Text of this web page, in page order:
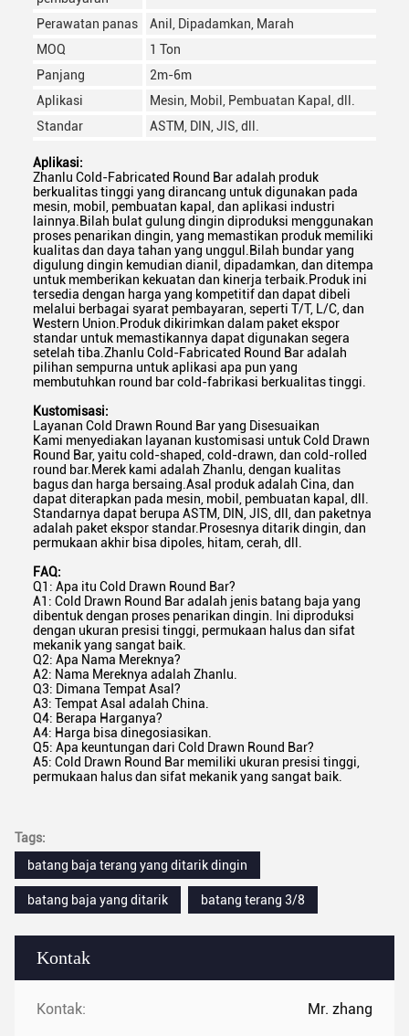
Kontak
Kontak: Mr. zhang
Perawatan panas
Anil, Dipadamkan, Marah
MOQ
1 Ton
Panjang
2m-6m
Aplikasi
Mesin, Mobil, Pembuatan Kapal, dll.
Standar
ASTM, DIN, JIS, dll.
Aplikasi:
Zhanlu Cold-Fabricated Round Bar adalah produk
berkualitas tinggi yang dirancang untuk digunakan pada
mesin, mobil, pembuatan kapal, dan aplikasi industri
lainnya.Bilah bulat gulung dingin diproduksi menggunakan
proses penarikan dingin, yang memastikan produk memiliki
kualitas dan daya tahan yang unggul.Bilah bundar yang
digulung dingin kemudian dianil, dipadamkan, dan ditempa
untuk memberikan kekuatan dan kinerja terbaik.Produk ini
tersedia dengan harga yang kompetitif dan dapat dibeli
melalui berbagai syarat pembayaran, seperti T/T, L/C, dan
Western Union.Produk dikirimkan dalam paket ekspor
standar untuk memastikannya dapat digunakan segera
setelah tiba.Zhanlu Cold-Fabricated Round Bar adalah
pilihan sempurna untuk aplikasi apa pun yang
membutuhkan round bar cold-fabrikasi berkualitas tinggi.
Kustomisasi:
Layanan Cold Drawn Round Bar yang Disesuaikan
Kami menyediakan layanan kustomisasi untuk Cold Drawn
Round Bar, yaitu cold-shaped, cold-drawn, dan cold-rolled
round bar.Merek kami adalah Zhanlu, dengan kualitas
bagus dan harga bersaing.Asal produk adalah Cina, dan
dapat diterapkan pada mesin, mobil, pembuatan kapal, dll.
Standarnya dapat berupa ASTM, DIN, JIS, dll, dan paketnya
adalah paket ekspor standar.Prosesnya ditarik dingin, dan
permukaan akhir bisa dipoles, hitam, cerah, dll.
FAQ:
Q1: Apa itu Cold Drawn Round Bar?
A1: Cold Drawn Round Bar adalah jenis batang baja yang
dibentuk dengan proses penarikan dingin. Ini diproduksi
dengan ukuran presisi tinggi, permukaan halus dan sifat
mekanik yang sangat baik.
Q2: Apa Nama Mereknya?
A2: Nama Mereknya adalah Zhanlu.
Q3: Dimana Tempat Asal?
A3: Tempat Asal adalah China.
Q4: Berapa Harganya?
A4: Harga bisa dinegosiasikan.
Q5: Apa keuntungan dari Cold Drawn Round Bar?
A5: Cold Drawn Round Bar memiliki ukuran presisi tinggi,
permukaan halus dan sifat mekanik yang sangat baik.
Tags:
batang baja terang yang ditarik dingin
batang baja yang ditarik batang terang 3/8